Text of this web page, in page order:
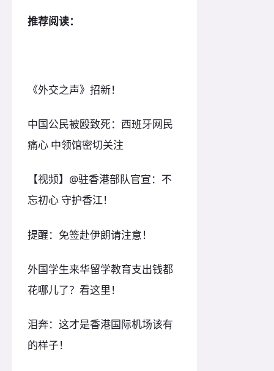
推荐阅读：
《外交之声》招新！
中国公民被殴致死：西班牙网民
痛心 中领馆密切关注
【视频】@驻香港部队官宣：不
忘初心 守护香江！
提醒：免签赴伊朗请注意！
外国学生来华留学教育支出钱都
花哪儿了？看这里！
泪奔：这才是香港国际机场该有
的样子！